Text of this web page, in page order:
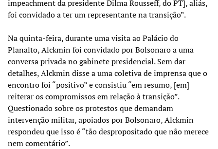
impeachment da presidente Dilma Rousseff, do PT], aliás,
foi convidado a ter um representante na transição”.
Na quinta-feira, durante uma visita ao Palácio do
Planalto, Alckmin foi convidado por Bolsonaro a uma
conversa privada no gabinete presidencial. Sem dar
detalhes, Alckmin disse a uma coletiva de imprensa que o
encontro foi “positivo” e consistiu “em resumo, [em]
reiterar os compromissos em relação à transição”.
Questionado sobre os protestos que demandam
intervenção militar, apoiados por Bolsonaro, Alckmin
respondeu que isso é “tão despropositado que não merece
nem comentário”.